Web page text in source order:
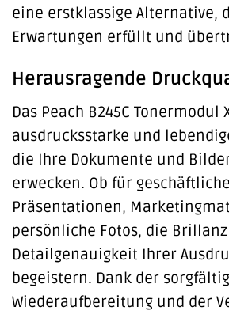
eine erstklassige Alternative,
Erwartungen erfüllt und
Herausragende
Das Peach B245C Tonermodul
ausdrucksstarke und
die Ihre Dokumente und
erwecken. Ob für geschäftliche
Präsentationen,
persönliche Fotos, die
Detailgenauigkeit Ihrer
begeistern. Dank der
Wiederaufbereitung und der